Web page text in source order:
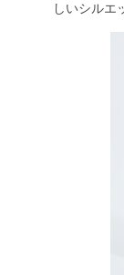
しいシルエ